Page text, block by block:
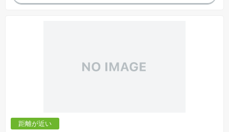
距離が近い